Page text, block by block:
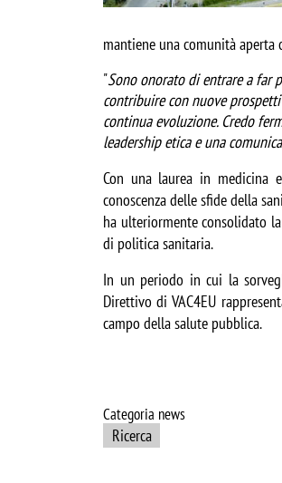
mantiene una comunità
"Sono onorato di entrare a far
contribuire con nuove
continua evoluzione. Credo
leadership etica e una
Con una laurea in medicina
conoscenza delle sfide della
ha ulteriormente consolidato
di politica sanitaria.
In un periodo in cui la
Direttivo di VAC4EU
campo della salute pubblica.
Categoria news
Ricerca